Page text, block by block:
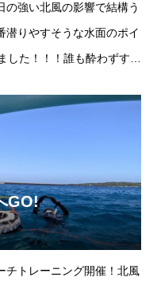
強い北風の影響で結構う
りやすそうな水面のポイ
した！！！誰も酔わずすご
GO!
チトレーニング開催！北風